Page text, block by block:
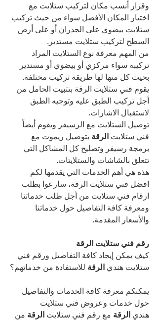
وقرار أنسب مكان لتركيب ستلايت مع
اختيار المكان الأفضل سواء من حيث تركيب
ستلايت بيضوي على الجدران أو على أرض
السطح لتركيب ستلايت مستدير.
من المهم معرفة نوع الستلايت المراد
تركيبه سواء مركزي أو بيضوي أو مستدير
بحيث كل منها لها طريقة تركيب مختلفة.
يقوم فني ستلايت الرقة بتثبيت الحامل من
أجل تركيب الطبق عليه وتوجيه الطبق
لاستقبال الاشارات.
توصيل الستلايت مع الرسيفر ويقوم أيضاً
فني ستلايت الرقة بتوصيل ريموت مع
برمجة رسيفر وتصليح كل المشاكل التي
تتعلق بالشاشات والستلايتات.
هذه هي أهم الخدمات التي يقدمها لكم
افضل فني ستلايت الرقة، سارعوا بطلب
ارقام فني ستلايت من أجل طلب خدماتنا
ومعرفة كافة التفاصيل حول خدماتنا
والأسعار المقدمة.
رقم فني ستلايت الرقة
كيف يمكن إيجاد كافة التفاصيل ورقم فني
ستلايت هندي الرقة للاستفادة من خدماتهم؟
يمكنكم معرفة كافة الخدمات والتفاصيل
حول خدمات وعروض فني ستلايت
هندي الرقة مع رقم فني ستلايت الرقة من